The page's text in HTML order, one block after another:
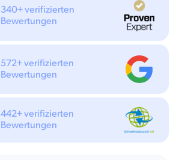
340+ verifizierten
Bewertungen
572+ verifizierten
Bewertungen
442+ verifizierten
Bewertungen